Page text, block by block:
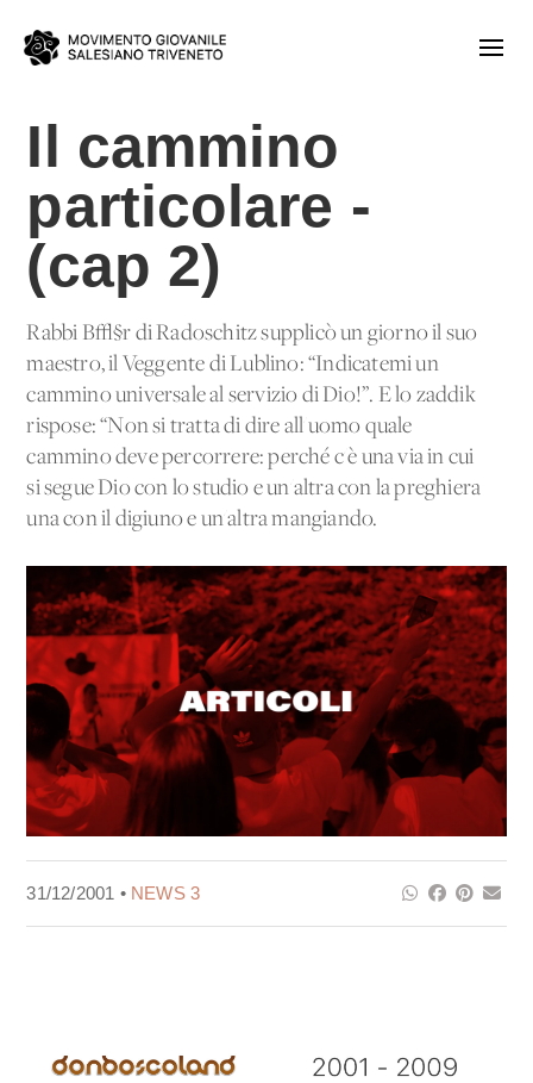
Il cammino
particolare -
(cap 2)
Rabbi B√§r di Radoschitz supplicò un giorno il suo
maestro, il Veggente di Lublino: “Indicatemi un
cammino universale al servizio di Dio!”. E lo zaddik
rispose: “Non si tratta di dire all'uomo quale
cammino deve percorrere: perché c'è una via in cui
si segue Dio con lo studio e un'altra con la preghiera
una con il digiuno e un'altra mangiando.
31/12/2001 • NEWS 3